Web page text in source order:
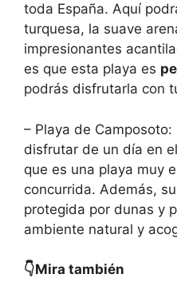
toda España. Aquí
turquesa, la suave
impresionantes
es que esta playa es
podrás disfrutarla con
– Playa de
disfrutar de un día en
que es una playa muy
concurrida. Además,
protegida por dunas y
ambiente natural y
👇Mira también